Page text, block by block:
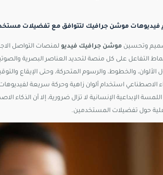
فيديوهات موشن جرافيك لتتوافق مع تفضيلات
وتحسين موشن جرافيك فيديو لمنصات التواصل
التفاعل على كل منصة لتحديد العناصر البصرية
والخطوط، والرسوم المتحركة، وحتى الإيقاع
الاصطناعي استخدام ألوان زاهية وحركة سريعة
الإبداعية الإنسانية لا تزال ضرورية، إلا أن الذكاء
حول تفضيلات المستخدمين.